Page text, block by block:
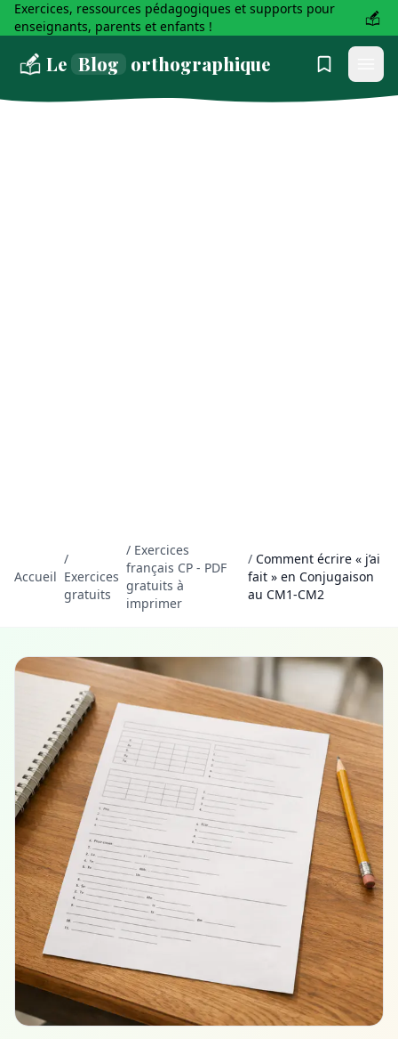
Exercices, ressources pédagogiques et supports pour
enseignants, parents et enfants !
Le Blog orthographique
Accueil
/
Exercices
gratuits
/ Exercices
français CP - PDF
gratuits à
imprimer
/ Comment écrire « j’ai
fait » en Conjugaison
au CM1-CM2